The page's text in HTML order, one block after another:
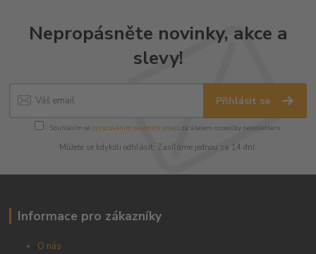
Nepropásněte novinky, akce a
slevy!
Přihlásit se
Souhlasím se zpracováním osobních údajůza účelem rozesílky newsletteru.
Můžete se kdykoli odhlásit. Zasíláme jednou za 14 dní.
Informace pro zákazníky
O nás